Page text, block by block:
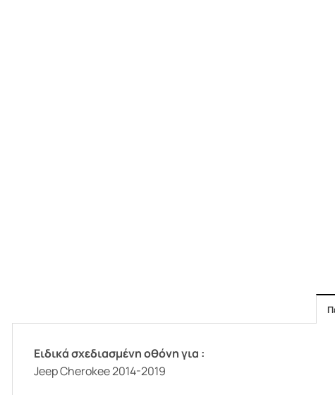
Ειδικά σχεδιασμένη οθόνη για :
Jeep Cherokee 2014-2019